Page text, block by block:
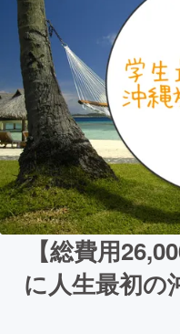
【総費用
に人生最初の